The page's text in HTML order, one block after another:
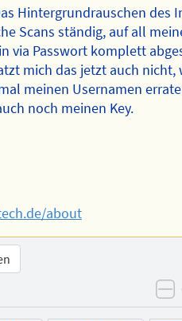
Hintergrundrauschen des
Scans ständig, auf all
via Passwort komplett
mich das jetzt auch nicht,
meinen Usernamen
noch meinen Key.
about